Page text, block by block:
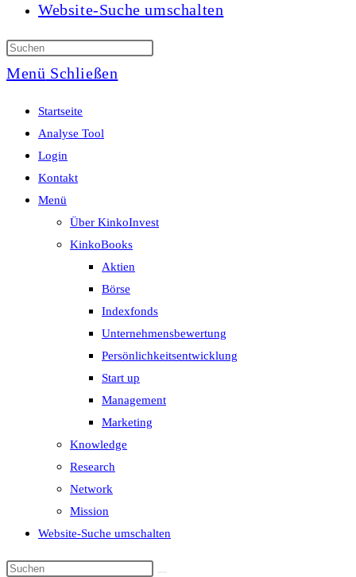
Website-Suche umschalten
Menü Schließen
Startseite
Analyse Tool
Login
Kontakt
Menü
Über KinkoInvest
KinkoBooks
Aktien
Börse
Indexfonds
Unternehmensbewertung
Persönlichkeitsentwicklung
Start up
Management
Marketing
Knowledge
Research
Network
Mission
Website-Suche umschalten